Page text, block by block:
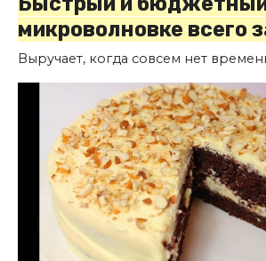
микроволновке всего
Выручает, когда совсем нет